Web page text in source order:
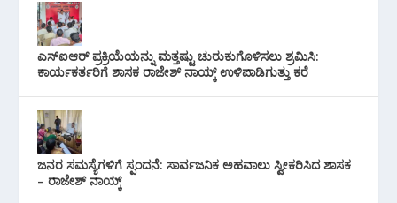
ಎಸ್‌ಐಆರ್ ಪ್ರಕ್ರಿಯೆಯನ್ನು ಮತ್ತಷ್ಟು ಚುರುಕುಗೊಳಿಸಲು ಶ್ರಮಿಸಿ:
ಕಾರ್ಯಕರ್ತರಿಗೆ ಶಾಸಕ ರಾಜೇಶ್ ನಾಯ್ಕ್ ಉಳಿಪಾಡಿಗುತ್ತು ಕರೆ
ಜನರ ಸಮಸ್ಯೆಗಳಿಗೆ ಸ್ಪಂದನೆ: ಸಾರ್ವಜನಿಕ ಅಹವಾಲು ಸ್ವೀಕರಿಸಿದ ಶಾಸಕ
– ರಾಜೇಶ್ ನಾಯ್ಕ್